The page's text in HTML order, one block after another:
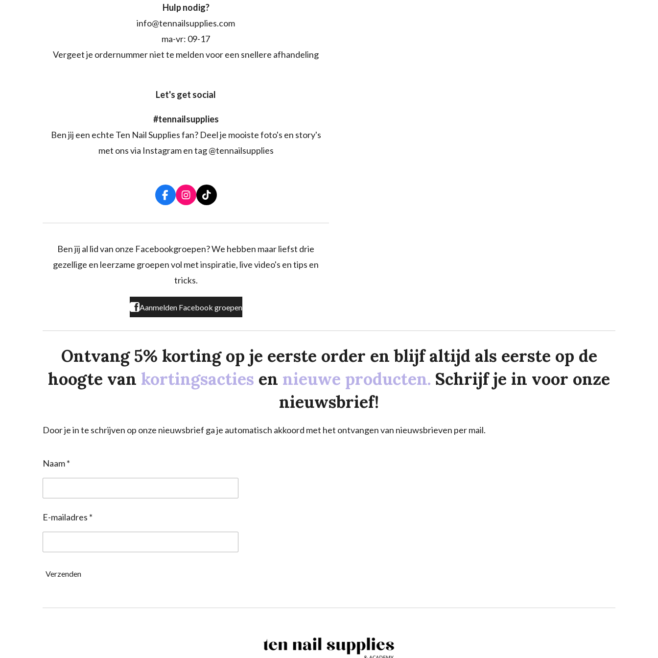
Hulp nodig?
info@tennailsupplies.com
ma-vr: 09-17
Vergeet je ordernummer niet te melden voor een snellere afhandeling
Let's get social
#tennailsupplies
Ben jij een echte Ten Nail Supplies fan? Deel je mooiste foto's en story's
met ons via Instagram en tag @tennailsupplies
F
a
o
k
I
n
r
a
T
i
k
Ben jij al lid van onze Facebookgroepen? We hebben maar liefst drie
gezellige en leerzame groepen vol met inspiratie, live video's en tips en
tricks.
Aanmelden Facebook groepen
Ontvang 5% korting op je eerste order en blijf altijd als eerste op de
hoogte van kortingsacties en nieuwe producten. Schrijf je in voor onze
nieuwsbrief!
Door je in te schrijven op onze nieuwsbrief ga je automatisch akkoord met het ontvangen van nieuwsbrieven per mail.
Naam *
E-mailadres *
Verzenden